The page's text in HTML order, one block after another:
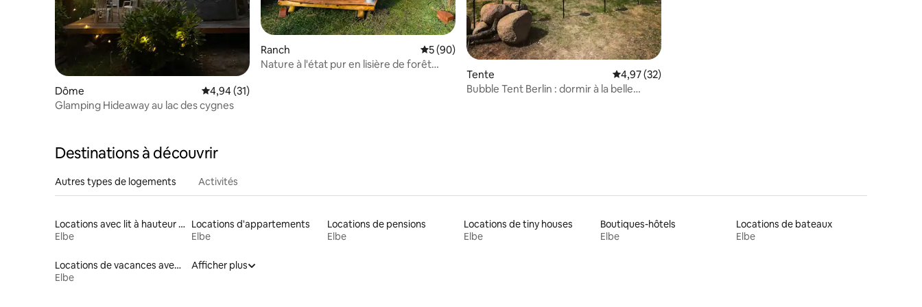
Dôme Évaluation moyenne sur la base de 31 commentaires : 4,94 sur 5
4,94 (31)
Glamping Hideaway au lac des cygnes
Ranch Évaluation moyenne sur la base de 90 commentaires : 5 sur 5
5 (90)
Nature à l'état pur en lisière de forêt
Tente Évaluation moyenne sur la base de 32 commentaires : 4,97 sur 5
4,97 (32)
Bubble Tent Berlin : dormir à la belle
Destinations à découvrir
Autres types de logements Activités
Locations avec lit à hauteur adaptée
Elbe
Locations d'appartements
Elbe
Locations de pensions
Elbe
Locations de tiny houses
Elbe
Boutiques-hôtels
Elbe
Locations de bateaux
Elbe
Locations de vacances avec piscine
Elbe
Afficher plus